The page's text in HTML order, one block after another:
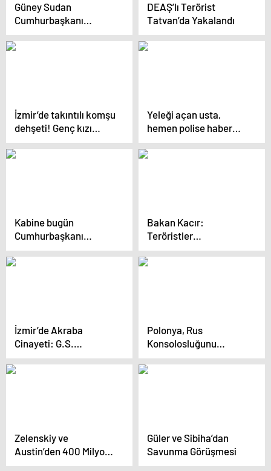
Güney Sudan
Cumhurbaşkanı
Mayardit, Türkiye’nin
Juba Büyükelçisi
DEAŞ’lı Terörist
Tatvan’da Yakalandı
İzmir’de takıntılı komşu
dehşeti! Genç kızı
takip edip boynundan
bıçakladı
Yeleği açan usta,
hemen polise haber
verdi! Eski kiracıdan ev
sahibine “bomba”
Kabine bugün
Cumhurbaşkanı
Erdoğan başkanlığında
toplanıyor
Bakan Kacır:
Teröristler
heveslenmesin, onların
sırtını sıvazlayanlar
İzmir’de Akraba
Cinayeti: G.S.
Tutuklandı
Polonya, Rus
Konsolosluğunu
Kapatma Kararı Aldı
Zelenskiy ve
Austin’den 400 Milyon
Dolarlık Yardım
Güler ve Sibiha’dan
Savunma Görüşmesi